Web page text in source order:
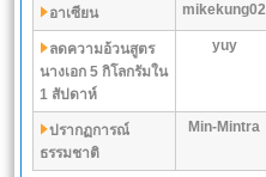
อาเซียน
mikekung02
ลดความอ้วนสูตร
นางเอก 5 กิโลกรัมใน
1 สัปดาห์
yuy
ปรากฏการณ์
ธรรมชาติ
Min-Mintra